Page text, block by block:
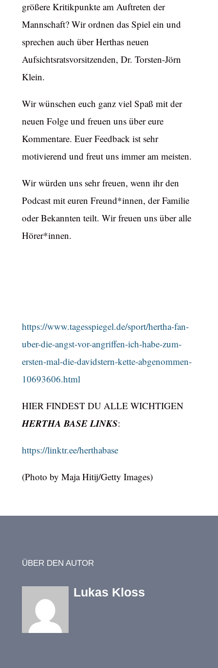
größere Kritikpunkte am Auftreten der
Mannschaft? Wir ordnen das Spiel ein und
sprechen auch über Herthas neuen
Aufsichtsratsvorsitzenden, Dr. Torsten-Jörn
Klein.
Wir wünschen euch ganz viel Spaß mit der
neuen Folge und freuen uns über eure
Kommentare. Euer Feedback ist sehr
motivierend und freut uns immer am meisten.
Wir würden uns sehr freuen, wenn ihr den
Podcast mit euren Freund*innen, der Familie
oder Bekannten teilt. Wir freuen uns über alle
Hörer*innen.
https://www.tagesspiegel.de/sport/hertha-fan-
uber-die-angst-vor-angriffen-ich-habe-zum-
ersten-mal-die-davidstern-kette-abgenommen-
10693606.html
HIER FINDEST DU ALLE WICHTIGEN
HERTHA BASE LINKS:
https://linktr.ee/herthabase
(Photo by Maja Hitij/Getty Images)
ÜBER DEN AUTOR
Lukas Kloss